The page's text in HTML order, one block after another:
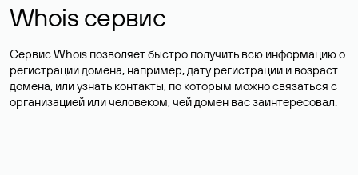
Whois сервис
Сервис Whois позволяет быстро получить всю информацию о
регистрации домена, например, дату регистрации и возраст
домена, или узнать контакты, по которым можно связаться с
организацией или человеком, чей домен вас заинтересовал.